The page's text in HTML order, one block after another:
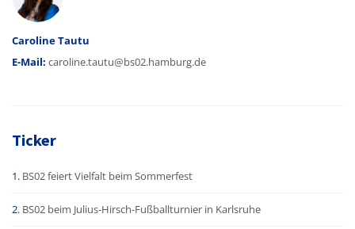
Caroline Tautu
E-Mail: caroline.tautu@bs02.hamburg.de
Ticker
BS02 feiert Vielfalt beim Sommerfest
BS02 beim Julius-Hirsch-Fußballturnier in Karlsruhe